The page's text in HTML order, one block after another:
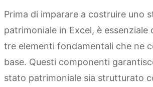
Prima di imparare a costruire uno
patrimoniale in Excel, è essenziale
tre elementi fondamentali che ne
base. Questi componenti
stato patrimoniale sia strutturato